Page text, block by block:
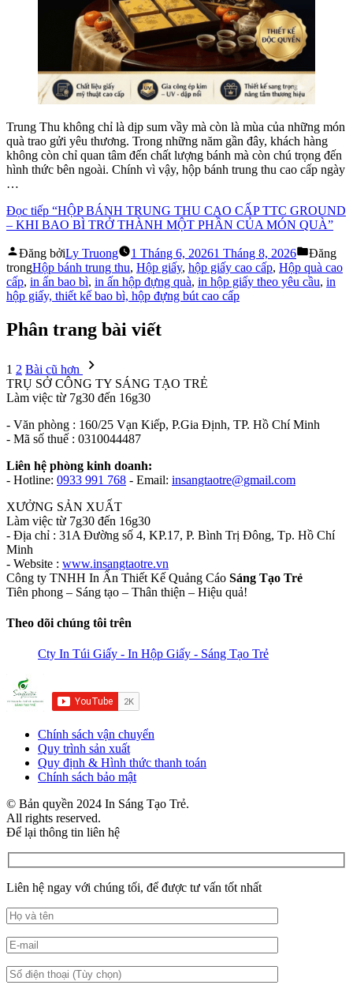
Trung Thu không chỉ là dịp sum vầy mà còn là mùa của những món
quà trao gửi yêu thương. Trong những năm gần đây, khách hàng
không còn chỉ quan tâm đến chất lượng bánh mà còn chú trọng đến
hình thức bên ngoài. Chính vì vậy, hộp bánh trung thu cao cấp ngày
…
Đọc tiếp “HỘP BÁNH TRUNG THU CAO CẤP TTC GROUND
– KHI BAO BÌ TRỞ THÀNH MỘT PHẦN CỦA MÓN QUÀ”
Đăng bởiLy Truong 1 Tháng 6, 20261 Tháng 8, 2026
Đăng
trongHộp bánh trung thu, Hộp giấy, hộp giấy cao cấp, Hộp quà cao
cấp, in ấn bao bì, in ấn hộp đựng quà, in hộp giấy theo yêu cầu, in
hộp giấy, thiết kế bao bì, hộp đựng bút cao cấp
Phân trang bài viết
1 2 Bài cũ hơn
TRỤ SỞ CÔNG TY SÁNG TẠO TRẺ
Làm việc từ 7g30 đến 16g30
- Văn phòng : 160/25 Vạn Kiếp, P.Gia Định, TP. Hồ Chí Minh
- Mã số thuế : 0310044487
Liên hệ phòng kinh doanh:
- Hotline: 0933 991 768 - Email: insangtaotre@gmail.com
XƯỞNG SẢN XUẤT
Làm việc từ 7g30 đến 16g30
- Địa chỉ : 31A Đường số 4, KP.17, P. Bình Trị Đông, Tp. Hồ Chí
Minh
- Website : www.insangtaotre.vn
Công ty TNHH In Ấn Thiết Kế Quảng Cáo Sáng Tạo Trẻ
Tiên phong – Sáng tạo – Thân thiện – Hiệu quả!
Theo dõi chúng tôi trên
Cty In Túi Giấy - In Hộp Giấy - Sáng Tạo Trẻ
Chính sách vận chuyển
Quy trình sản xuất
Quy định & Hình thức thanh toán
Chính sách bảo mật
© Bản quyền 2024 In Sáng Tạo Trẻ.
All rights reserved.
Để lại thông tin liên hệ
Liên hệ ngay với chúng tối, để được tư vấn tốt nhất